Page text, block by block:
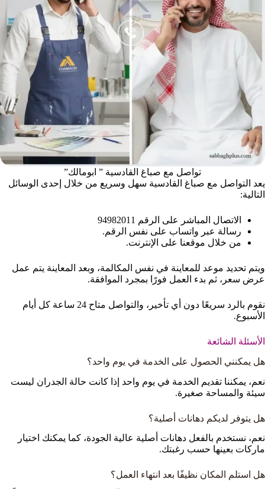
تواصل مع صباغ القادسية ” ابومالك”
يعد التواصل مع صباغ القادسية سهل وسريع من خلال إحدى الوسائل
التالية:
الاتصال المباشر على الرقم 94982011
رسالة عبر واتساب على نفس الرقم.
من خلال موقعنا على الإنترنت.
ويتم تحديد موعد للمعاينة في نفس المكالمة، وبعد المعاينة يتم عمل
عرض سعر، ثم بدء العمل فورًا بمجرد الموافقة.
نقوم بالرد سريعًا دون أي تأخير، والتواصل متاح 24 ساعة كل أيام
الأسبوع.
الأسئلة الشائعة
هل يمكنني الحصول على الخدمة في يوم واحد؟
نعم، يمكننا تقديم الخدمة في يوم واحد إذا كانت حالة الجدران ليست
سيئة والمساحة صغيرة.
هل يتوفر لديكم دهانات أصلية؟
نعم، نستخدم بالفعل دهانات أصلية عالية الجودة، كما يمكنك اختيار
ماركات بعينها حسب رغبتك.
هل استلم المكان نظيفًا بعد انتهاء العمل؟